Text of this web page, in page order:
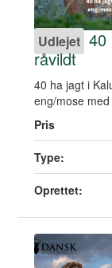
Udlejet 40
råvildt
40 ha jagt i
eng/mose
Pris
Type:
Oprettet: